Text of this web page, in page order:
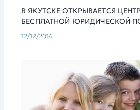
В ЯКУТСКЕ ОТКРЫВАЕТСЯ
БЕСПЛАТНОЙ ЮРИДИЧЕСКОЙ
12/12/2014